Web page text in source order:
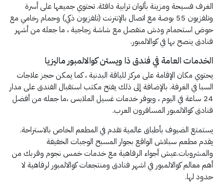
الغرف فسيحة ومزينة بألوان ترابية دافئة. تحتوي جميعها على أسرة
وتلفزيون 55 بوصة مع اتصال بالإنترنت (تلفزيون ذكي) وحمام رخامي مع
حوض استحمام ودش منفصل مع شاشة زجاجية ، ما جعله من أشهر
فنادق ينصح بها في كوالالمبور.
الخدمات العامة في فندق ذا ويستن كوالالمبور ماليزيا
يحتوي مكان الإقامة على مركز للياقة البدنية ، كما يمكن حجز علاجات
السبا في الغرفة. بالإضافة إلى ذلك يفتح مكتب استقبال الفندق على مدار
24 ساعة في اليوم ، ويوفر خدمات غسيل الملابس ،ما جعله من أفضل
فنادق كوالالمبور المسافرون العرب.
يستمتع الضيوف بأطباق عالمية تقدم في المطعم الخاص بالاستراحة.
يقدم مطعم سبلاش الواقع بجوار المسبح الوجبات الخفيفة
والمشروبات.عيش أجواء الرفاهية مع خدمات خمس نجوم وقربك من
أهم معالم كوالالمبور في اشهر فنادق ومنتجعات كوالالمبور لرفاهية لا
حدود لها.